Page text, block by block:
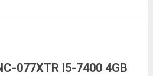
077XTR I5-7400 4GB